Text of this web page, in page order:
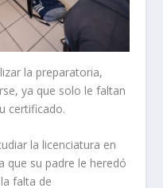
la preparatoria,
ya que solo le faltan
certificado.
la licenciatura en
que su padre le heredó
falta de